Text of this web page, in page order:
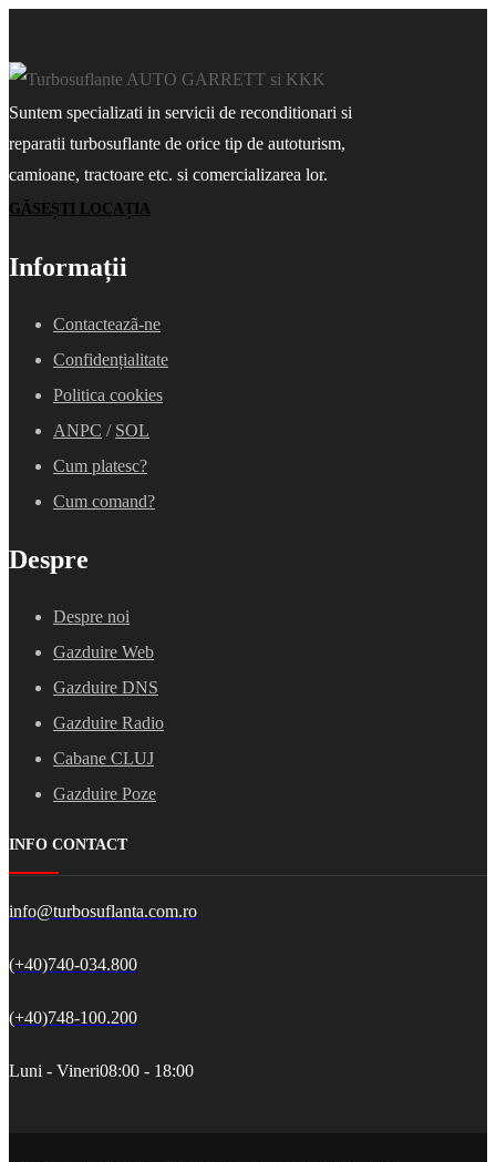
Suntem specializati in servicii de reconditionari si
reparatii turbosuflante de orice tip de autoturism,
camioane, tractoare etc. si comercializarea lor.
GĂSEȘTI LOCAȚIA
Informații
Contacteazã-ne
Confidențialitate
Politica cookies
ANPC / SOL
Cum platesc?
Cum comand?
Despre
Despre noi
Gazduire Web
Gazduire DNS
Gazduire Radio
Cabane CLUJ
Gazduire Poze
INFO CONTACT
info@turbosuflanta.com.ro
(+40)740-034.800
(+40)748-100.200
Luni - Vineri08:00 - 18:00